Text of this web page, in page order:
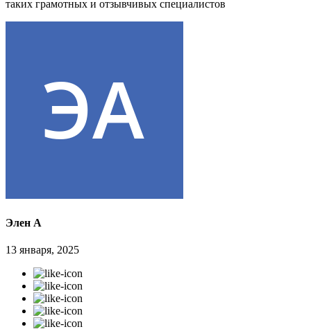
таких грамотных и отзывчивых специалистов
Элен А
13 января, 2025